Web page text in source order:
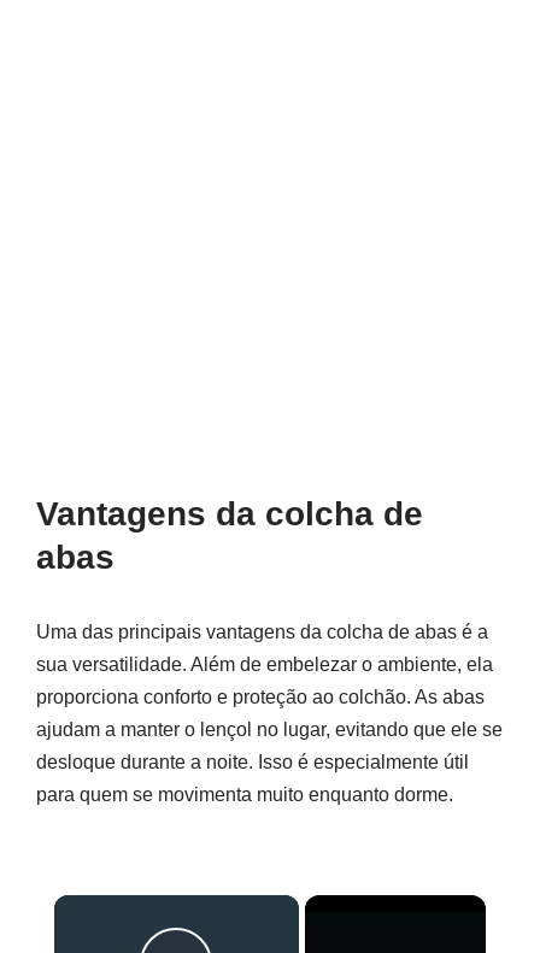
Vantagens da colcha de
abas
Uma das principais vantagens da colcha de abas é a
sua versatilidade. Além de embelezar o ambiente, ela
proporciona conforto e proteção ao colchão. As abas
ajudam a manter o lençol no lugar, evitando que ele se
desloque durante a noite. Isso é especialmente útil
para quem se movimenta muito enquanto dorme.
×